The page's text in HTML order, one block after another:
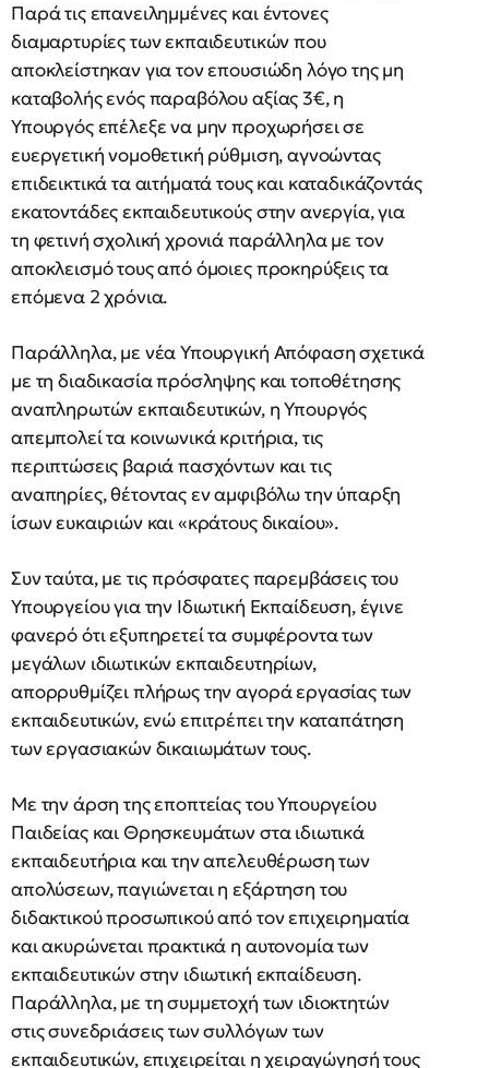
Παρά τις επανειλημμένες και έντονες
διαμαρτυρίες των εκπαιδευτικών που
αποκλείστηκαν για τον επουσιώδη λόγο της μη
καταβολής ενός παραβόλου αξίας 3€, η
Υπουργός επέλεξε να μην προχωρήσει σε
ευεργετική νομοθετική ρύθμιση, αγνοώντας
επιδεικτικά τα αιτήματά τους και καταδικάζοντάς
εκατοντάδες εκπαιδευτικούς στην ανεργία, για
τη φετινή σχολική χρονιά παράλληλα με τον
αποκλεισμό τους από όμοιες προκηρύξεις τα
επόμενα 2 χρόνια.
Παράλληλα, με νέα Υπουργική Απόφαση σχετικά
με τη διαδικασία πρόσληψης και τοποθέτησης
αναπληρωτών εκπαιδευτικών, η Υπουργός
απεμπολεί τα κοινωνικά κριτήρια, τις
περιπτώσεις βαριά πασχόντων και τις
αναπηρίες, θέτοντας εν αμφιβόλω την ύπαρξη
ίσων ευκαιριών και «κράτους δικαίου».
Συν ταύτα, με τις πρόσφατες παρεμβάσεις του
Υπουργείου για την Ιδιωτική Εκπαίδευση, έγινε
φανερό ότι εξυπηρετεί τα συμφέροντα των
μεγάλων ιδιωτικών εκπαιδευτηρίων,
απορρυθμίζει πλήρως την αγορά εργασίας των
εκπαιδευτικών, ενώ επιτρέπει την καταπάτηση
των εργασιακών δικαιωμάτων τους.
Με την άρση της εποπτείας του Υπουργείου
Παιδείας και Θρησκευμάτων στα ιδιωτικά
εκπαιδευτήρια και την απελευθέρωση των
απολύσεων, παγιώνεται η εξάρτηση του
διδακτικού προσωπικού από τον επιχειρηματία
και ακυρώνεται πρακτικά η αυτονομία των
εκπαιδευτικών στην ιδιωτική εκπαίδευση.
Παράλληλα, με τη συμμετοχή των ιδιοκτητών
στις συνεδριάσεις των συλλόγων των
εκπαιδευτικών, επιχειρείται η χειραγώγησή τους